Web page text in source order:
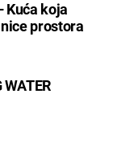
Kuća koja
prostora